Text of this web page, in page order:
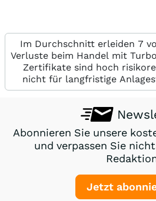
Im Durchschnitt erleiden 7
Verluste beim Handel mit
Zertifikate sind hoch
nicht für langfristige
Abonnieren Sie unsere
und verpassen Sie
Jetzt